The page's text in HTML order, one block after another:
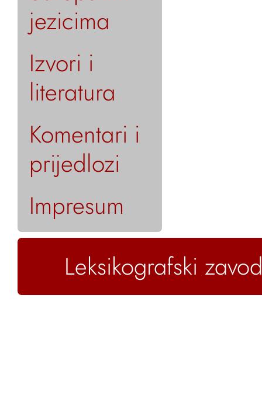
jezicima
Izvori i
literatura
Komentari i
prijedlozi
Impresum
Leksikografski